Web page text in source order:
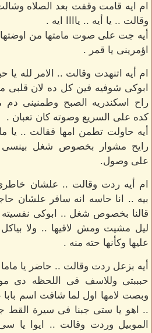
ام ايه قامت وقفت بعد الصلاه
وقالت .. يا أيه .. ياااا ايه .
أيه جت على صوت مامتها من
اؤمرينى يا قمر .
ام أيه اتنهدت وقالت .. الامر لله يا
ابوكى شوفيه فين كل ده لان
راح اسكندريه الصبح وطمنينى
كده على السريع وصوته كان تعبان .
أيه حاولت تطمن امها فقالت .. يا
رايح مشوار بخصوص شغل
على وصول.
ام أيه ردت وقالت .. علشان
بيه .. انا حاسه انه سافر علشان
قالنا بخصوص شغل .. ابوكى
ليل مشيت ومش لاقيها .. ولا
عليها وكأنها حته منه .
أيه بزعل ردت وقالت .. حاضر يا
حبببتى وللاسف فى اللحظه دى
وبصت لامها اول لما شافت اسم
.. اهو يا ستى جبنا فى سيرة
الموبيل وردت وقالت .. ايوا يا